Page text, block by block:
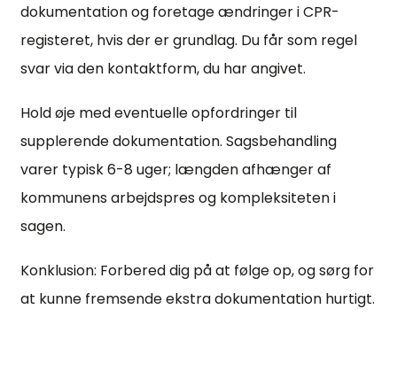
dokumentation og foretage ændringer i CPR-
registeret, hvis der er grundlag. Du får som regel
svar via den kontaktform, du har angivet.
Hold øje med eventuelle opfordringer til
supplerende dokumentation. Sagsbehandling
varer typisk 6-8 uger; længden afhænger af
kommunens arbejdspres og kompleksiteten i
sagen.
Konklusion: Forbered dig på at følge op, og sørg for
at kunne fremsende ekstra dokumentation hurtigt.